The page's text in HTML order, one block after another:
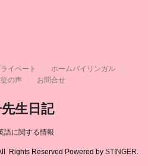
イベート
ホームバイリンガル
の声
お問合せ
生日記
語に関する情報
Rights Reserved Powered by STINGER